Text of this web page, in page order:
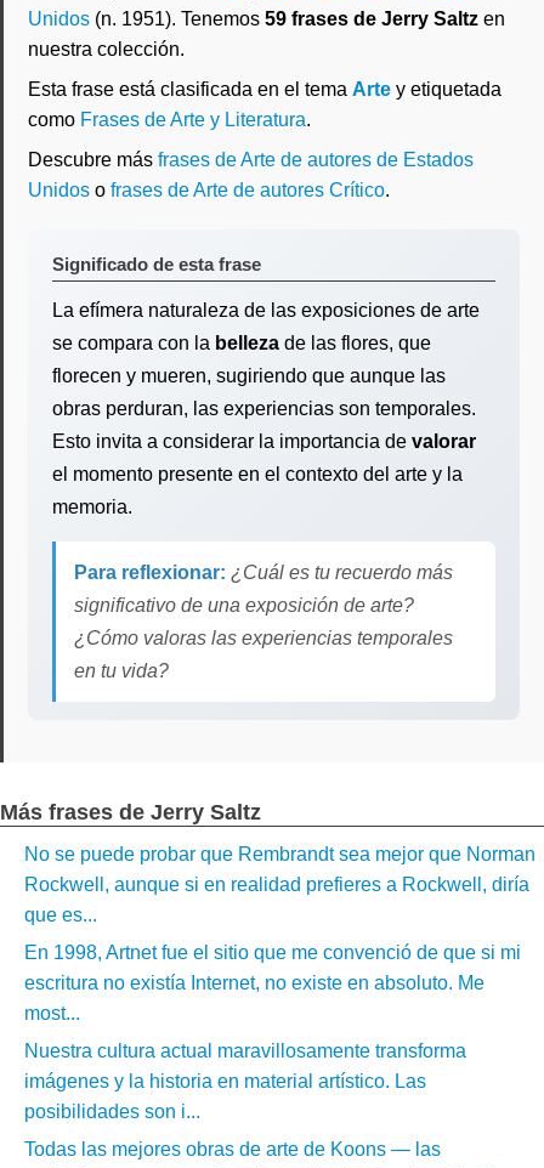
Unidos (n. 1951). Tenemos 59 frases de Jerry Saltz en
nuestra colección.
Esta frase está clasificada en el tema Arte y etiquetada
como Frases de Arte y Literatura.
Descubre más frases de Arte de autores de Estados
Unidos o frases de Arte de autores Crítico.
Significado de esta frase
La efímera naturaleza de las exposiciones de arte
se compara con la belleza de las flores, que
florecen y mueren, sugiriendo que aunque las
obras perduran, las experiencias son temporales.
Esto invita a considerar la importancia de valorar
el momento presente en el contexto del arte y la
memoria.
Para reflexionar: ¿Cuál es tu recuerdo más
significativo de una exposición de arte?
¿Cómo valoras las experiencias temporales
en tu vida?
Más frases de Jerry Saltz
No se puede probar que Rembrandt sea mejor que Norman
Rockwell, aunque si en realidad prefieres a Rockwell, diría
que es...
En 1998, Artnet fue el sitio que me convenció de que si mi
escritura no existía Internet, no existe en absoluto. Me
most...
Nuestra cultura actual maravillosamente transforma
imágenes y la historia en material artístico. Las
posibilidades son i...
Todas las mejores obras de arte de Koons — las